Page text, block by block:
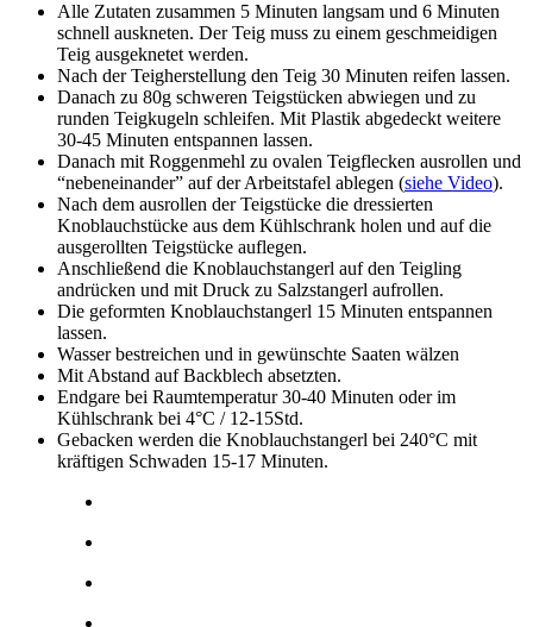
Alle Zutaten zusammen 5 Minuten langsam und 6 Minuten
schnell auskneten. Der Teig muss zu einem geschmeidigen
Teig ausgeknetet werden.
Nach der Teigherstellung den Teig 30 Minuten reifen lassen.
Danach zu 80g schweren Teigstücken abwiegen und zu
runden Teigkugeln schleifen. Mit Plastik abgedeckt weitere
30-45 Minuten entspannen lassen.
Danach mit Roggenmehl zu ovalen Teigflecken ausrollen und
“nebeneinander” auf der Arbeitstafel ablegen (siehe Video).
Nach dem ausrollen der Teigstücke die dressierten
Knoblauchstücke aus dem Kühlschrank holen und auf die
ausgerollten Teigstücke auflegen.
Anschließend die Knoblauchstangerl auf den Teigling
andrücken und mit Druck zu Salzstangerl aufrollen.
Die geformten Knoblauchstangerl 15 Minuten entspannen
lassen.
Wasser bestreichen und in gewünschte Saaten wälzen
Mit Abstand auf Backblech absetzten.
Endgare bei Raumtemperatur 30-40 Minuten oder im
Kühlschrank bei 4°C / 12-15Std.
Gebacken werden die Knoblauchstangerl bei 240°C mit
kräftigen Schwaden 15-17 Minuten.